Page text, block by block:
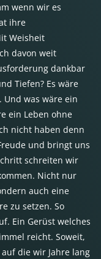
wenn wir es
ihre
Weisheit
davon weit
dankbar
Tiefen? Es wäre
Und was wäre ein
ein Leben ohne
nicht haben denn
und bringt uns
schreiten wir
Nicht nur
auch eine
zu setzen. So
Ein Gerüst welches
reicht. Soweit,
die wir Jahre lang